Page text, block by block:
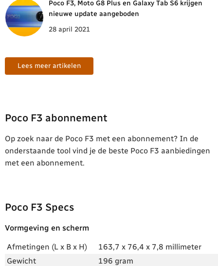
Poco F3, Moto G8 Plus en Galaxy Tab S6 krijgen
nieuwe update aangeboden
28 april 2021
Lees meer artikelen
Poco F3 abonnement
Op zoek naar de Poco F3 met een abonnement? In de
onderstaande tool vind je de beste Poco F3 aanbiedingen
met een abonnement.
Poco F3 Specs
Vormgeving en scherm
Afmetingen (L x B x H)
163,7 x 76,4 x 7,8 millimeter
Gewicht
196 gram